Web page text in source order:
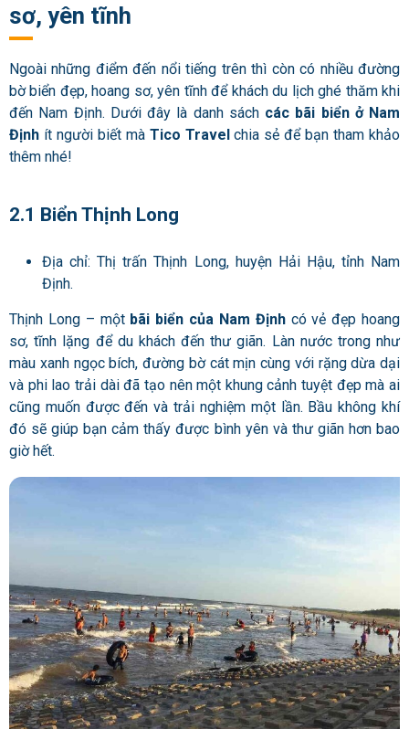
sơ, yên tĩnh
Ngoài những điểm đến nổi tiếng trên thì còn có nhiều đường
bờ biển đẹp, hoang sơ, yên tĩnh để khách du lịch ghé thăm khi
đến Nam Định. Dưới đây là danh sách các bãi biển ở Nam
Định ít người biết mà Tico Travel chia sẻ để bạn tham khảo
thêm nhé!
2.1 Biển Thịnh Long
Địa chỉ: Thị trấn Thịnh Long, huyện Hải Hậu, tỉnh Nam
Định.
Thịnh Long – một bãi biển của Nam Địnhcó vẻ đẹp hoang
sơ, tĩnh lặng để du khách đến thư giãn. Làn nước trong như
màu xanh ngọc bích, đường bờ cát mịn cùng với rặng dừa dại
và phi lao trải dài đã tạo nên một khung cảnh tuyệt đẹp mà ai
cũng muốn được đến và trải nghiệm một lần. Bầu không khí
đó sẽ giúp bạn cảm thấy được bình yên và thư giãn hơn bao
giờ hết.